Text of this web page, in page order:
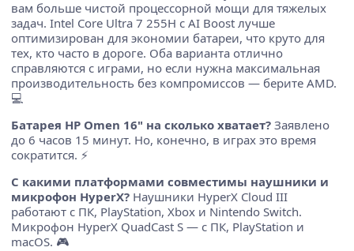
вам больше чистой процессорной мощи для тяжелых
задач. Intel Core Ultra 7 255H с AI Boost лучше
оптимизирован для экономии батареи, что круто для
тех, кто часто в дороге. Оба варианта отлично
справляются с играми, но если нужна максимальная
производительность без компромиссов — берите AMD.
💻
Батарея HP Omen 16" на сколько хватает? Заявлено
до 6 часов 15 минут. Но, конечно, в играх это время
сократится. ⚡
С какими платформами совместимы наушники и
микрофон HyperX? Наушники HyperX Cloud III
работают с ПК, PlayStation, Xbox и Nintendo Switch.
Микрофон HyperX QuadCast S — с ПК, PlayStation и
macOS. 🎮